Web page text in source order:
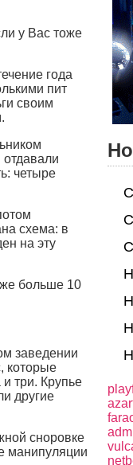
у Вас тоже
года
пит
своим
четыре
схема: в
на эту
больше 10
заведении
которые
три. Крупье
другие
сноровке
манипуляции